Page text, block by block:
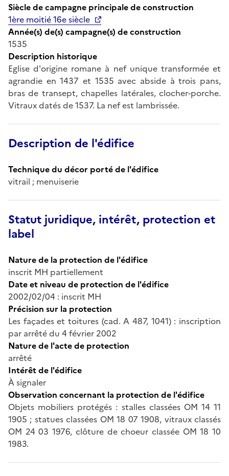
Siècle de campagne principale de construction
1ère moitié 16e siècle
Année(s) de(s) campagne(s) de construction
1535
Description historique
Eglise d'origine romane à nef unique transformée et
agrandie en 1437 et 1535 avec abside à trois pans,
bras de transept, chapelles latérales, clocher-porche.
Vitraux datés de 1537. La nef est lambrissée.
Description de l'édifice
Technique du décor porté de l'édifice
vitrail ; menuiserie
Statut juridique, intérêt, protection et
label
Nature de la protection de l'édifice
inscrit MH partiellement
Date et niveau de protection de l'édifice
2002/02/04 : inscrit MH
Précision sur la protection
Les façades et toitures (cad. A 487, 1041) : inscription
par arrêté du 4 février 2002
Nature de l'acte de protection
arrêté
Intérêt de l'édifice
À signaler
Observation concernant la protection de l'édifice
Objets mobiliers protégés : stalles classées OM 14 11
1905 ; statues classées OM 18 07 1908, vitraux classés
OM 24 03 1976, clôture de choeur classée OM 18 10
1983.